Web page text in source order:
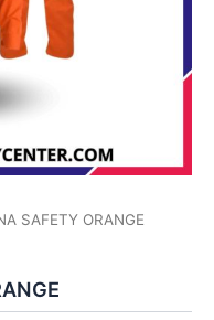
SAFETY ORANGE